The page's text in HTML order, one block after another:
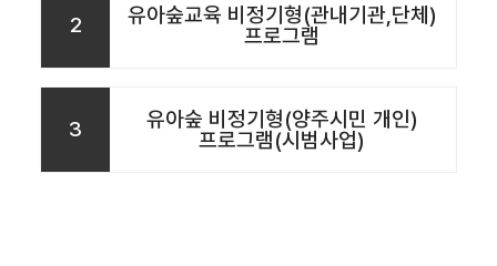
2
유아숲교육 비정기형(관내기관,단체)
프로그램
3
유아숲 비정기형(양주시민 개인)
프로그램(시범사업)